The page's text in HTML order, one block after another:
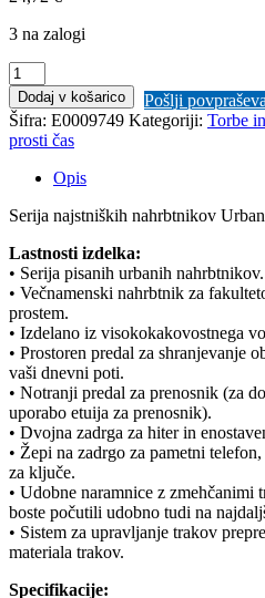
3 na zalogi
Rivacase
nahrbtnik
Skaters
12L
količina
Dodaj v košarico
Pošlji
Šifra: E0009749 Kategoriji: Torbe
prosti čas
Opis
Serija najstniških nahrbtnikov
Lastnosti izdelka:
• Serija pisanih urbanih nahrbtnikov.
• Večnamenski nahrbtnik za
prostem.
• Izdelano iz visokokakovostnega
• Prostoren predal za shranjevanje
vaši dnevni poti.
• Notranji predal za prenosnik (za
uporabo etuija za prenosnik).
• Dvojna zadrga za hiter in
• Žepi na zadrgo za pametni
za ključe.
• Udobne naramnice z zmehčanimi
boste počutili udobno tudi na
• Sistem za upravljanje trakov
materiala trakov.
Specifikacije: